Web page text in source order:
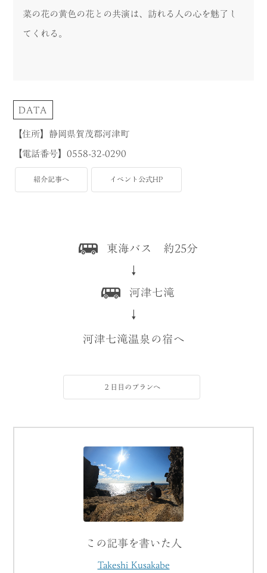
菜の花の黄色の花との共演は、訪れる人の心を魅了し
てくれる。
DATA
【住所】静岡県賀茂郡河津町
【電話番号】0558-32-0290
紹介記事へ イベント公式HP
東海バス 約25分
↓
河津七滝
↓
河津七滝温泉の宿へ
２日目のプランへ
この記事を書いた人
Takeshi Kusakabe